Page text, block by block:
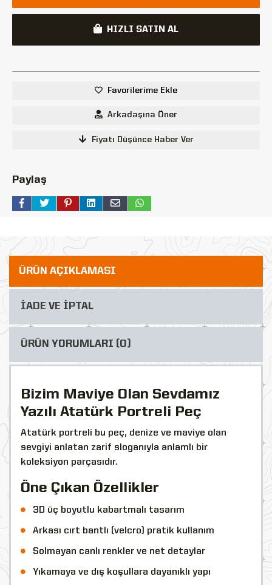
HIZLI SATIN AL
Favorilerime Ekle
Arkadaşına Öner
Fiyatı Düşünce Haber Ver
Paylaş
ÜRÜN AÇIKLAMASI
İADE VE İPTAL
ÜRÜN YORUMLARI (0)
Bizim Maviye Olan Sevdamız
Yazılı Atatürk Portreli Peç
Atatürk portreli bu peç, denize ve maviye olan
sevgiyi anlatan zarif sloganıyla anlamlı bir
koleksiyon parçasıdır.
Öne Çıkan Özellikler
3D üç boyutlu kabartmalı tasarım
Arkası cırt bantlı (velcro) pratik kullanım
Solmayan canlı renkler ve net detaylar
Yıkamaya ve dış koşullara dayanıklı yapı